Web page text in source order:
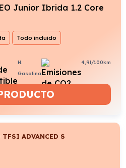
Todo incluido
H.
Gasolina
4,9l/100km
ADVANCED S